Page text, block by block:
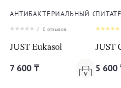
АНТИБАКТЕРИАЛЬНЫЙ СПРЕЙ
/ 0 отзывов
JUST Eukasol
7 600 ₸
JUST
5 600